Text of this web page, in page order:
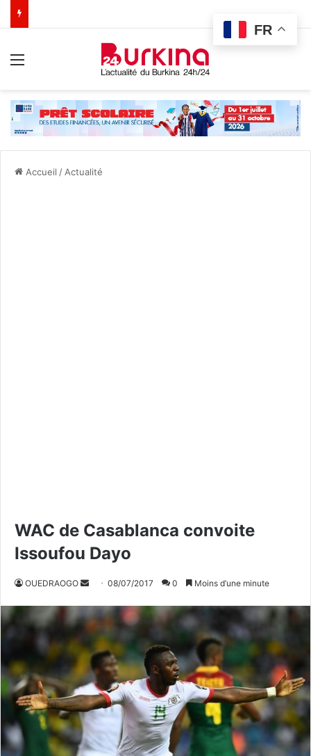
Accueil / Actualité
WAC de Casablanca convoite
Issoufou Dayo
OUEDRAOGO
v
o
y
e
r
u
n
c
o
08/07/2017 0 Moins d’une minute
FR